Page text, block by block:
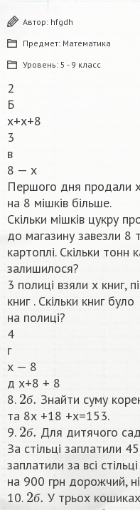
Автор: hfgdh
Предмет: Математика
Уровень: 5 - 9 класс
2
Б
x+x+8
3
в
8 — x
Першого дня продали
на 8 мішків більше.
Скільки мішків цукру
до магазину завезли 8
картоплі. Скільки тонн
залишилося?
3 полиці взяли х книг,
книг . Скільки книг було
на полиці?
4
г
х — 8
д х+8 + 8
8.
б
2б.
Знайти суму
та 8х +18 +х=153.
9.
б
2б.
Для дитячого
За стільці заплатили
заплатили за всі
на 900 грн дорожчий,
10.
б
2б.
У трьох